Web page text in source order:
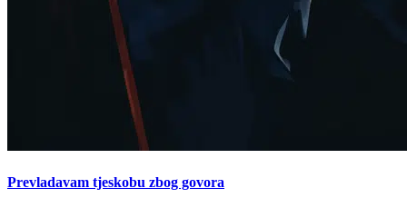
Prevladavam tjeskobu zbog govora